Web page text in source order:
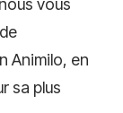
vous
Animilo, en
sa plus